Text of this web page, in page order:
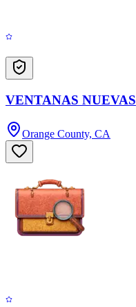
VENTANAS NUEVAS
Orange County, CA